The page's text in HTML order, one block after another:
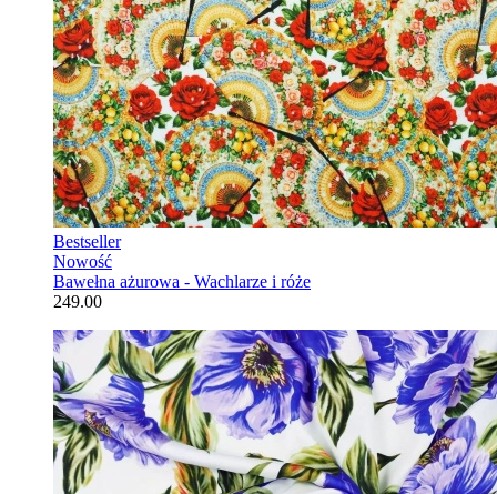
Bestseller
Nowość
Bawełna ażurowa - Wachlarze i róże
249.00